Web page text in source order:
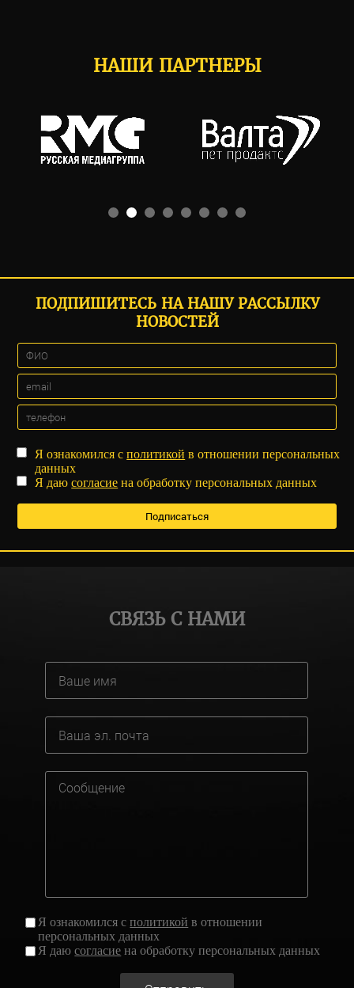
НАШИ ПАРТНЕРЫ
ПОДПИШИТЕСЬ НА НАШУ РАССЫЛКУ
НОВОСТЕЙ
Я ознакомился сполитикой в отношении персональных
данных
Я даюсогласие на обработку персональных данных
СВЯЗЬ С НАМИ
Я ознакомился сполитикой в отношении
персональных данных
Я даюсогласие на обработку персональных данных